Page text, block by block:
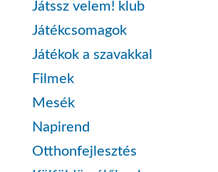
Játssz velem! klub
Játékcsomagok
Játékok a szavakkal
Filmek
Mesék
Napirend
Otthonfejlesztés